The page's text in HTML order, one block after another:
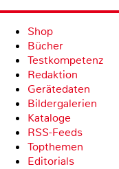
Shop
Bücher
Testkompetenz
Redaktion
Gerätedaten
Bildergalerien
Kataloge
RSS-Feeds
Topthemen
Editorials